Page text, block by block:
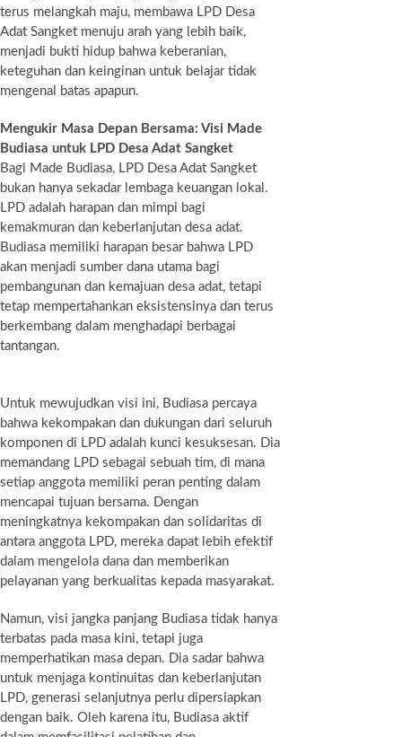
terus melangkah maju, membawa LPD Desa
Adat Sangket menuju arah yang lebih baik,
menjadi bukti hidup bahwa keberanian,
keteguhan dan keinginan untuk belajar tidak
mengenal batas apapun.
Mengukir Masa Depan Bersama: Visi Made
Budiasa untuk LPD Desa Adat Sangket
Bagi Made Budiasa, LPD Desa Adat Sangket
bukan hanya sekadar lembaga keuangan lokal.
LPD adalah harapan dan mimpi bagi
kemakmuran dan keberlanjutan desa adat.
Budiasa memiliki harapan besar bahwa LPD
akan menjadi sumber dana utama bagi
pembangunan dan kemajuan desa adat, tetapi
tetap mempertahankan eksistensinya dan terus
berkembang dalam menghadapi berbagai
tantangan.
Untuk mewujudkan visi ini, Budiasa percaya
bahwa kekompakan dan dukungan dari seluruh
komponen di LPD adalah kunci kesuksesan. Dia
memandang LPD sebagai sebuah tim, di mana
setiap anggota memiliki peran penting dalam
mencapai tujuan bersama. Dengan
meningkatnya kekompakan dan solidaritas di
antara anggota LPD, mereka dapat lebih efektif
dalam mengelola dana dan memberikan
pelayanan yang berkualitas kepada masyarakat.
Namun, visi jangka panjang Budiasa tidak hanya
terbatas pada masa kini, tetapi juga
memperhatikan masa depan. Dia sadar bahwa
untuk menjaga kontinuitas dan keberlanjutan
LPD, generasi selanjutnya perlu dipersiapkan
dengan baik. Oleh karena itu, Budiasa aktif